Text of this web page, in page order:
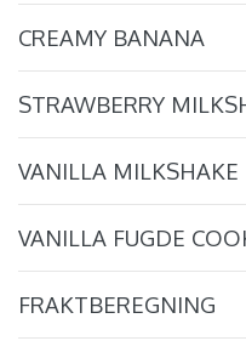
CREAMY BANANA
STRAWBERRY
VANILLA MILKSHAKE
VANILLA FUGDE
FRAKTBEREGNING